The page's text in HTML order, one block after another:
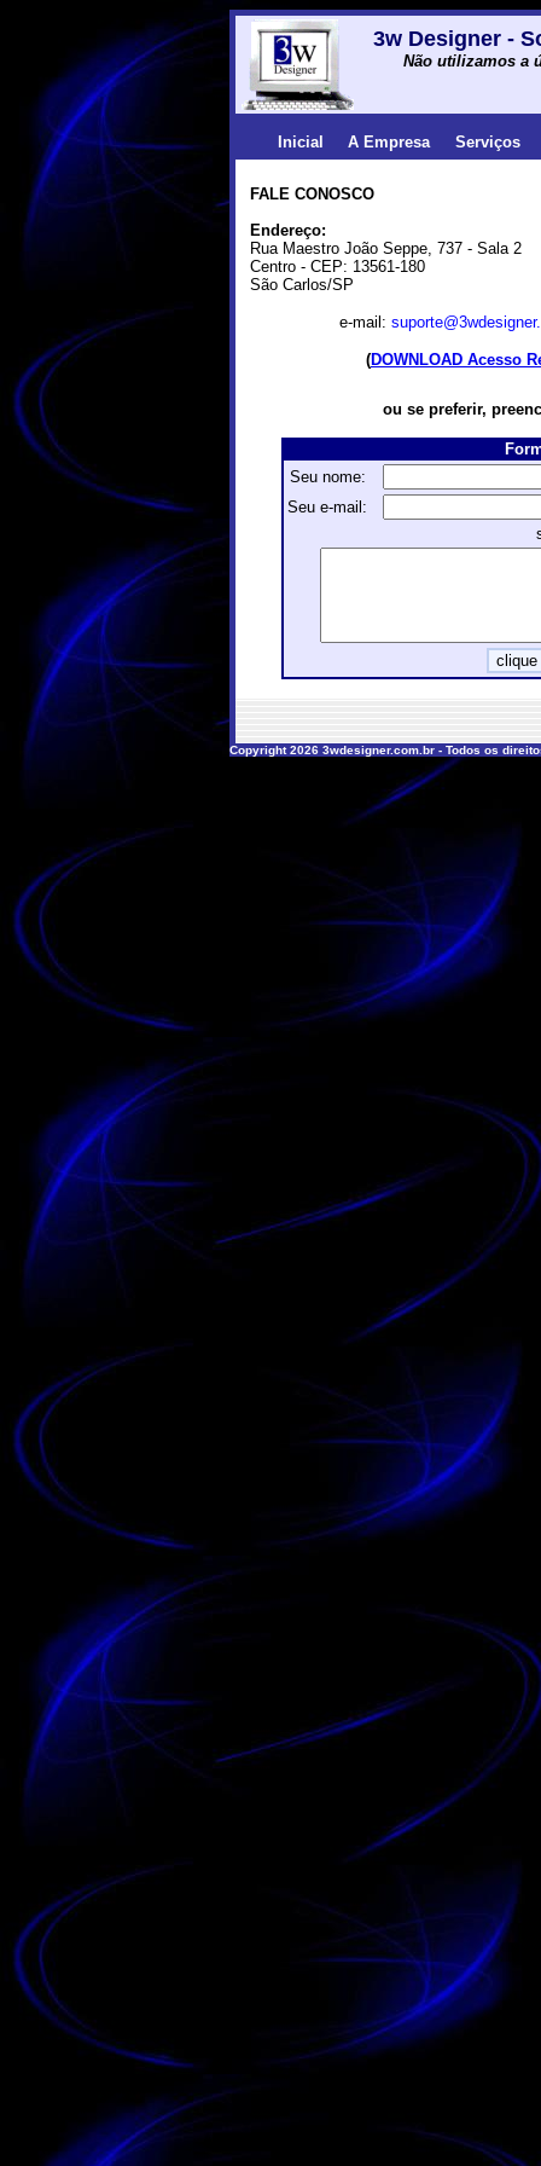
3w Designer -
Não utilizamos a
Inicial A Empresa Serviços
FALE CONOSCO
Endereço:
Rua Maestro João Seppe, 737 - Sala 2
Centro - CEP: 13561-180
São Carlos/SP
e-mail:
(DOWNLOAD Acesso
ou se preferir,
Seu nome:
Seu e-mail:
Copyright 2026 3wdesigner.com.br - Todos os